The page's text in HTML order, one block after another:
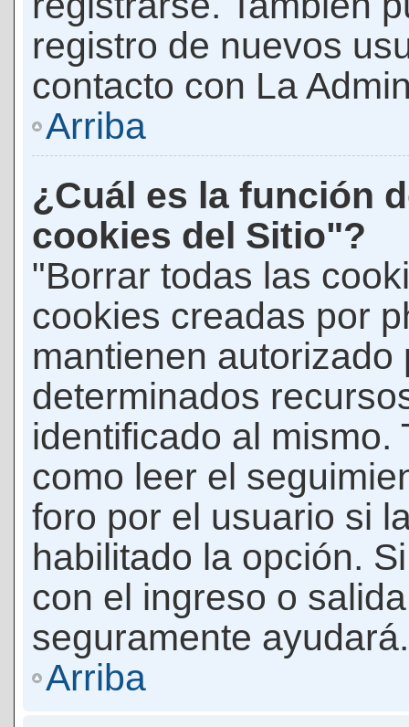
registro de nuevos
contacto con La
Arriba
¿Cuál es la función
cookies del Sitio"?
"Borrar todas las
cookies creadas por
mantienen autorizado
determinados
identificado al mismo.
como leer el
foro por el usuario si
habilitado la opción.
con el ingreso o
seguramente ayudará.
Arriba